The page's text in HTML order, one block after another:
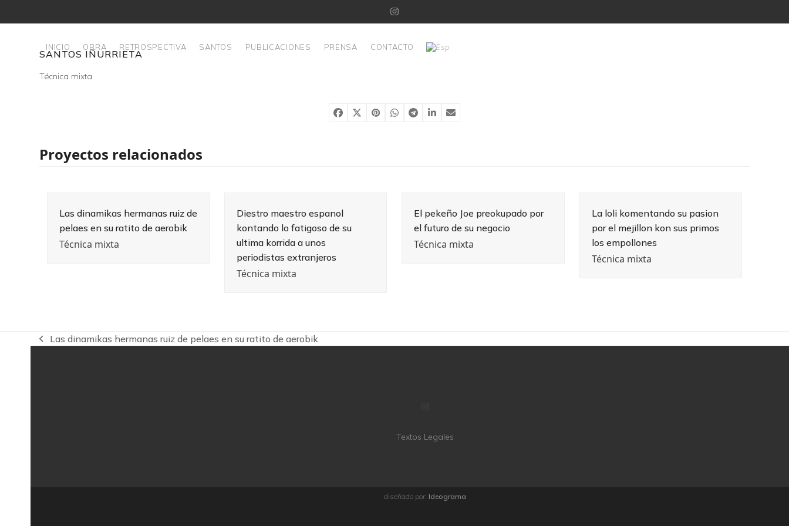
to
Instagram
SANTOS IÑURRIETA
INICIO OBRA RETROSPECTIVA SANTOS PUBLICACIONES PRENSA CONTACTO
Técnica mixta
Proyectos relacionados
Las dinamikas hermanas ruiz de
pelaes en su ratito de aerobik
Técnica mixta
Diestro maestro espanol
kontando lo fatigoso de su
ultima korrida a unos
periodistas extranjeros
Técnica mixta
El pekeño Joe preokupado por
el futuro de su negocio
Técnica mixta
La loli komentando su pasion
por el mejillon kon sus primos
los empollones
Técnica mixta
previous
Las dinamikas hermanas ruiz de pelaes en su ratito de aerobik
Textos Legales
diseñado por: Ideograma